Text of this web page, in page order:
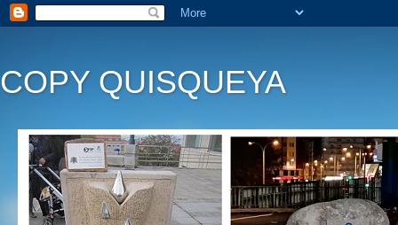
COPY QUISQUEYA